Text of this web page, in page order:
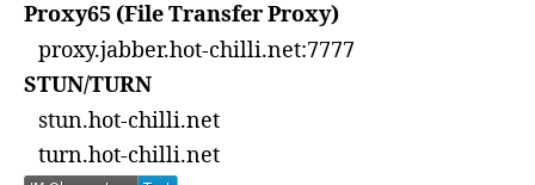
Proxy65 (File Transfer Proxy)
proxy.jabber.hot-chilli.net:7777
STUN/TURN
stun.hot-chilli.net
turn.hot-chilli.net